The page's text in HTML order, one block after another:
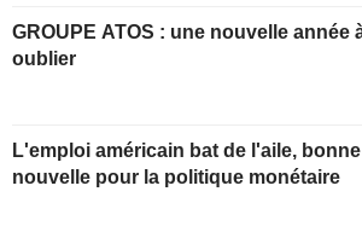
GROUPE ATOS : une nouvelle année à
oublier
L'emploi américain bat de l'aile, bonne
nouvelle pour la politique monétaire